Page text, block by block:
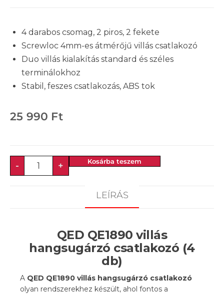
4 darabos csomag, 2 piros, 2 fekete
Screwloc 4mm-es átmérőjű villás csatlakozó
Duo villás kialakítás standard és széles
terminálokhoz
Stabil, feszes csatlakozás, ABS tok
25 990 Ft
- + Kosárba teszem
LEÍRÁS
QED QE1890 villás
hangsugárzó csatlakozó (4
db)
A QED QE1890 villás hangsugárzó csatlakozó
olyan rendszerekhez készült, ahol fontos a